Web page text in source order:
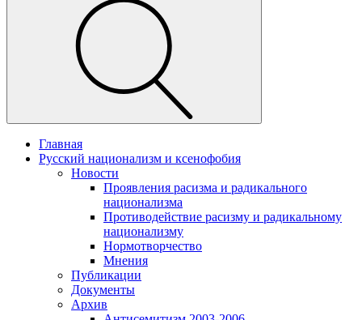
Главная
Русский национализм и ксенофобия
Новости
Проявления расизма и радикального
национализма
Противодействие расизму и радикальному
национализму
Нормотворчество
Мнения
Публикации
Документы
Архив